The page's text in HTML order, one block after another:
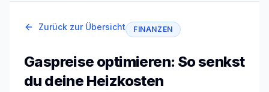
Zurück zur Übersicht FINANZEN
Gaspreise optimieren: So senkst
du deine Heizkosten